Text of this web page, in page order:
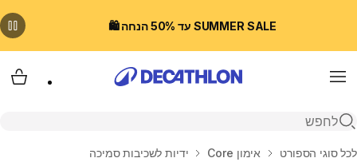
SUMMER SALE עד 50% הנחה 🛍️
Menu
פתיחת חיפוש
בית
לכל סוגי הספורט אימון Core ידיות לשכיבות סמיכה